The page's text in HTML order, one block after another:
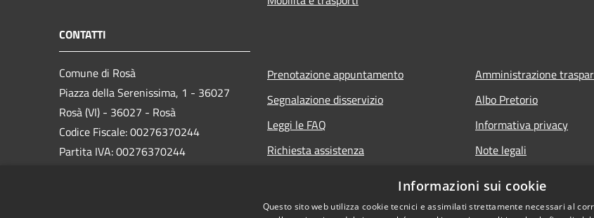
CONTATTI
Comune di Rosà
Piazza della Serenissima, 1 - 36027
Rosà (VI) - 36027 - Rosà
Codice Fiscale: 00276370244
Partita IVA: 00276370244
Prenotazione appuntamento
Segnalazione disservizio
Leggi le FAQ
Richiesta assistenza
Amministrazione
Albo Pretorio
Informativa privacy
Note legali
Informazioni sui cookie
Questo sito web utilizza cookie tecnici e assimilati strettamente necessari al